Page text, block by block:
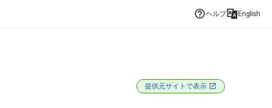
ヘルプ English
提供元サイトで表示